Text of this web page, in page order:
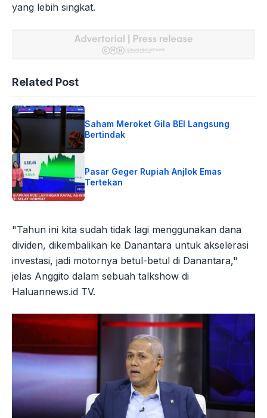
yang lebih singkat.
Related Post
Saham Meroket Gila BEI Langsung
Bertindak
Pasar Geger Rupiah Anjlok Emas
Tertekan
"Tahun ini kita sudah tidak lagi menggunakan dana
dividen, dikembalikan ke Danantara untuk akselerasi
investasi, jadi motornya betul-betul di Danantara,"
jelas Anggito dalam sebuah talkshow di
Haluannews.id TV.